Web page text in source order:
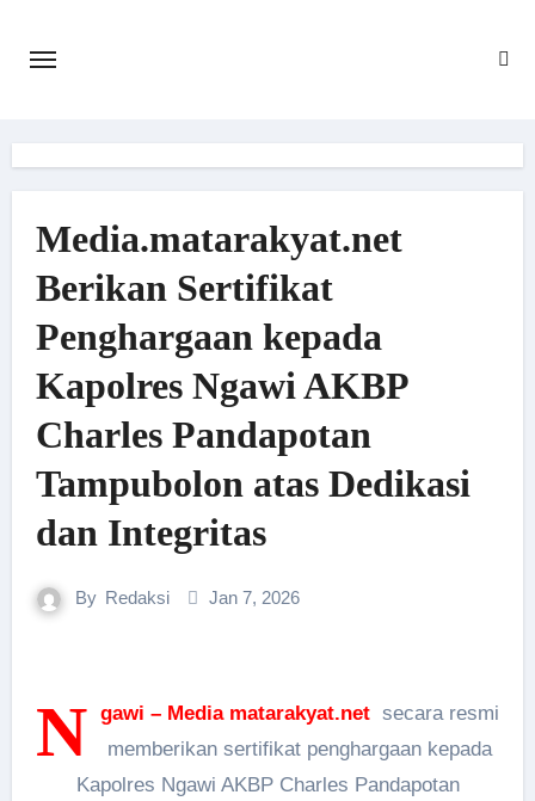
Media.matarakyat.net
Berikan Sertifikat
Penghargaan kepada
Kapolres Ngawi AKBP
Charles Pandapotan
Tampubolon atas Dedikasi
dan Integritas
By Redaksi Jan 7, 2026
N gawi – Media matarakyat.net secara resmi
memberikan sertifikat penghargaan kepada
Kapolres Ngawi AKBP Charles Pandapotan